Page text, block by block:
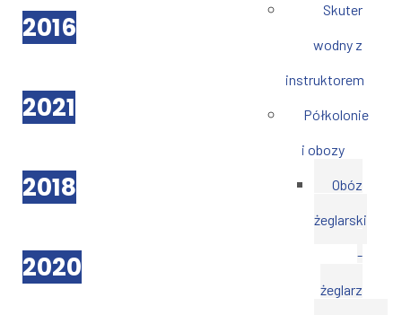
Skuter
wodny z
instruktorem
Półkolonie
i obozy
Obóz
żeglarski
-
żeglarz
2016
2021
2018
2020